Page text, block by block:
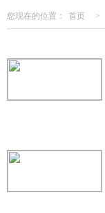
您现在的位置： 首页 >